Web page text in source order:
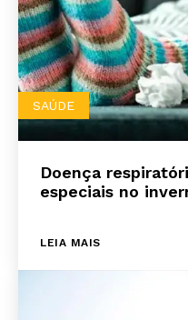
SAÚDE
Doença
especiais no
LEIA MAIS